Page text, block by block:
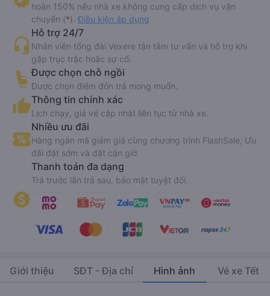
hoàn 150% nếu nhà xe không cung cấp dịch vụ vận
chuyển (*). Điều kiện áp dụng
Hỗ trợ 24/7
Nhân viên tổng đài Vexere tận tâm tư vấn và hỗ trợ khi
gặp trục trặc hoặc sự cố.
Được chọn chỗ ngồi
Được chọn điểm đón trả mong muốn.
Thông tin chính xác
Lịch chạy, giá vé cập nhật liên tục từ nhà xe.
Nhiều ưu đãi
Hàng ngàn mã giảm giá cùng chương trình FlashSale, Ưu
đãi đặt sớm và đặt cận giờ.
Thanh toán đa dạng
Trả trước lẫn trả sau, bảo mật tuyệt đối.
Giới thiệu SĐT - Địa chỉ Hình ảnh Vé xe Tết